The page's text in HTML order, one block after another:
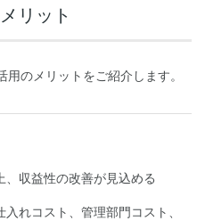
リット
のメリットをご紹介します。
収益性の改善が見込める
れコスト、管理部門コスト、